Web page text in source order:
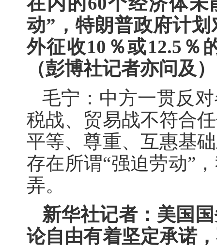
动”，特朗普政府计
外征收10％或12.5％
（彭博社记者亦问及）
毛宁：中方一贯反
税战、贸易战不符合
平等、尊重、互惠基
存在所谓“强迫劳动”
弄。
新华社记者：美国
论自由有着坚定承诺